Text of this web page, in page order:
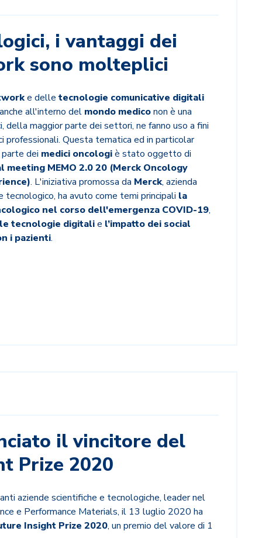
i vantaggi dei
sono molteplici
e delle tecnologie comunicative digitali
all'interno del mondo mediconon è una
della maggior parte dei settori, ne fanno uso a fini
professionali. Questa tematica ed in particolar
dei medici oncologiè stato oggetto di
meeting MEMO 2.0 20 (Merck Oncology
. L'iniziativa promossa da Merck, azienda
tecnologico, ha avuto come temi principali la
nel corso dell'emergenza COVID-19,
tecnologie digitalie l’impatto dei social
i pazienti.
il vincitore del
Prize 2020
aziende scientifiche e tecnologiche, leader nel
e Performance Materials, il 13 luglio 2020 ha
Insight Prize 2020, un premio del valore di 1